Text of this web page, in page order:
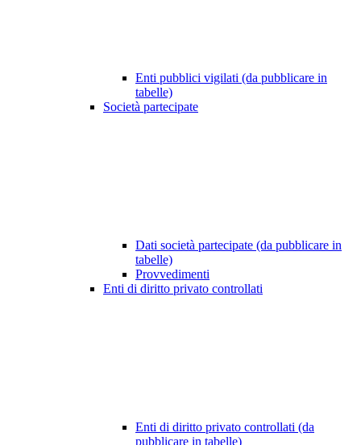
Enti pubblici vigilati (da pubblicare in
tabelle)
Società partecipate
Dati società partecipate (da pubblicare in
tabelle)
Provvedimenti
Enti di diritto privato controllati
Enti di diritto privato controllati (da
pubblicare in tabelle)